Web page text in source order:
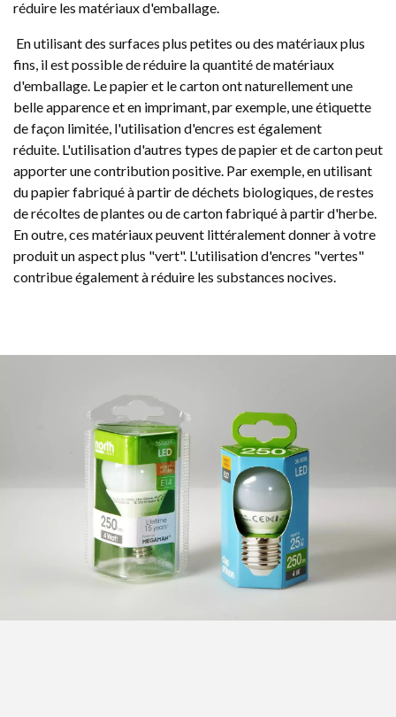
réduire les matériaux d'emballage.
En utilisant des surfaces plus petites ou des matériaux plus
fins, il est possible de réduire la quantité de matériaux
d'emballage. Le papier et le carton ont naturellement une
belle apparence et en imprimant, par exemple, une étiquette
de façon limitée, l'utilisation d'encres est également
réduite. L'utilisation d'autres types de papier et de carton peut
apporter une contribution positive. Par exemple, en utilisant
du papier fabriqué à partir de déchets biologiques, de restes
de récoltes de plantes ou de carton fabriqué à partir d'herbe.
En outre, ces matériaux peuvent littéralement donner à votre
produit un aspect plus "vert". L'utilisation d'encres "vertes"
contribue également à réduire les substances nocives.